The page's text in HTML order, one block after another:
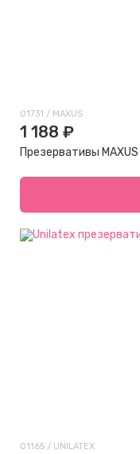
01731 / MAXUS
1 188 ₽
Презервативы
01165 / UNILATEX